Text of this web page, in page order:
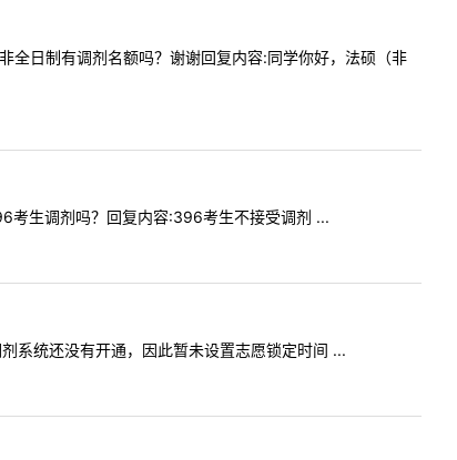
日制有调剂名额吗？谢谢回复内容:同学你好，法硕（非
生调剂吗？回复内容:396考生不接受调剂 ...
系统还没有开通，因此暂未设置志愿锁定时间 ...